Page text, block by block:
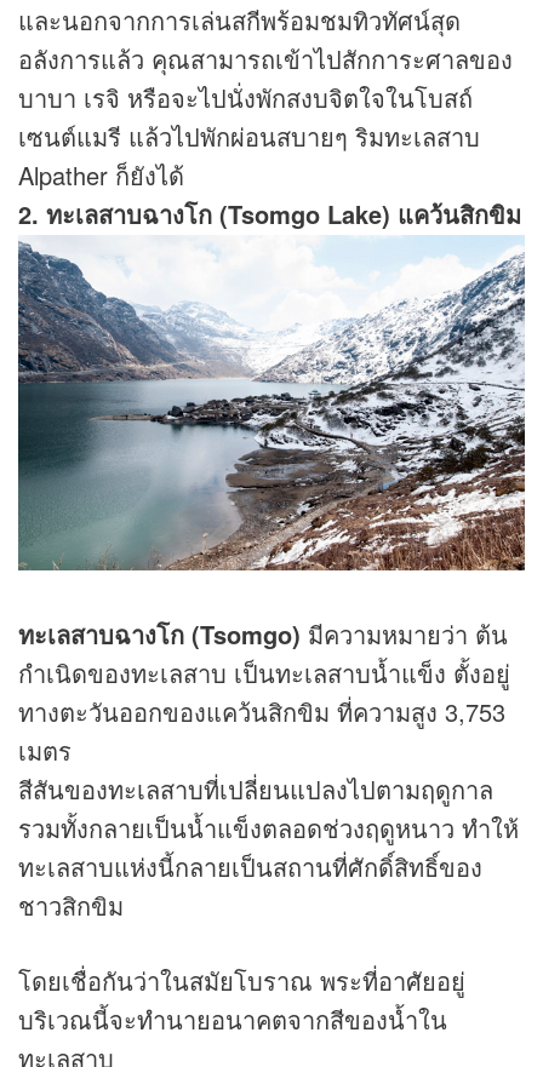
และนอกจากการเล่นสกีพร้อมชมทิวทัศน์สุด
อลังการแล้ว คุณสามารถเข้าไปสักการะศาลของ
บาบา เรจิ หรือจะไปนั่งพักสงบจิตใจในโบสถ์
เซนต์แมรี แล้วไปพักผ่อนสบายๆ ริมทะเลสาบ
Alpather ก็ยังได้
2. ทะเลสาบฉางโก (Tsomgo Lake) แคว้นสิกขิม
ทะเลสาบฉางโก (Tsomgo) มีความหมายว่า ต้น
กำเนิดของทะเลสาบ เป็นทะเลสาบน้ำแข็ง ตั้งอยู่
ทางตะวันออกของแคว้นสิกขิม ที่ความสูง 3,753
เมตร
สีสันของทะเลสาบที่เปลี่ยนแปลงไปตามฤดูกาล
รวมทั้งกลายเป็นน้ำแข็งตลอดช่วงฤดูหนาว ทำให้
ทะเลสาบแห่งนี้กลายเป็นสถานที่ศักดิ์สิทธิ์ของ
ชาวสิกขิม
โดยเชื่อกันว่าในสมัยโบราณ พระที่อาศัยอยู่
บริเวณนี้จะทำนายอนาคตจากสีของน้ำใน
ทะเลสาบ